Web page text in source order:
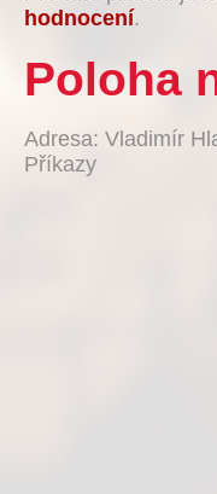
hodnocení.
Poloha
Adresa: Vladimír
Příkazy